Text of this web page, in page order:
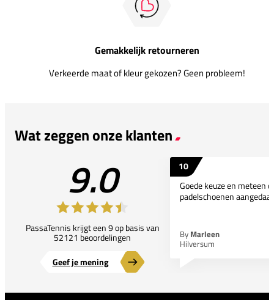
Gemakkelijk retourneren
Verkeerde maat of kleur gekozen? Geen probleem!
Wat zeggen onze klanten
9.0
PassaTennis krijgt een 9 op basis van
52121 beoordelingen
Geef je mening
10
Goede keuze en meteen
padelschoenen
By Marleen
Hilversum